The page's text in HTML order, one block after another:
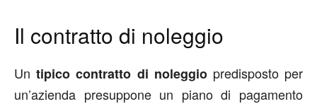
Il contratto di noleggio
Untipico contratto di noleggiopredisposto per
un’azienda presuppone un piano di pagamento